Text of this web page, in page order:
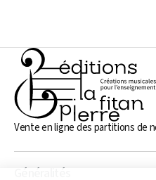
Vente en ligne des partitions de
Généralités